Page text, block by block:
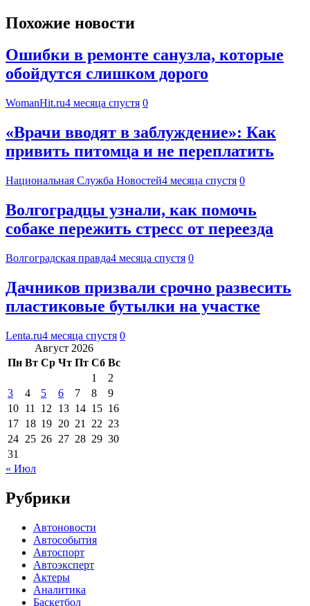
Похожие новости
Ошибки в ремонте санузла, которые
обойдутся слишком дорого
WomanHit.ru4 месяца спустя 0
«Врачи вводят в заблуждение»: Как
привить питомца и не переплатить
Национальная Служба Новостей4 месяца спустя 0
Волгоградцы узнали, как помочь
собаке пережить стресс от переезда
Волгоградская правда4 месяца спустя 0
Дачников призвали срочно развесить
пластиковые бутылки на участке
Lenta.ru4 месяца спустя 0
Август 2026
Пн Вт Ср Чт Пт Сб Вс
1
2
3
4 5 6 7 8
9
10 11 12 13 14 15 16
17 18 19 20 21 22 23
24 25 26 27 28 29 30
31
« Июл
Рубрики
Автоновости
Автособытия
Автоспорт
Автоэксперт
Актеры
Аналитика
Баскетбол